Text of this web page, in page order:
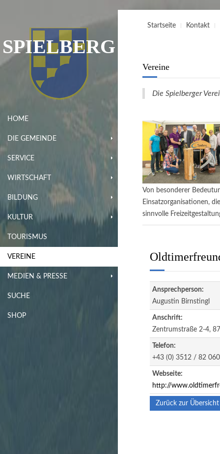
SPIELBERG
HOME
DIE GEMEINDE
SERVICE
WIRTSCHAFT
BILDUNG
KULTUR
TOURISMUS
VEREINE
MEDIEN & PRESSE
SUCHE
SHOP
Startseite Kontakt
Vereine
Die Spielberger
Von besonderer
Einsatzorganisationen,
sinnvolle
Ansprechperson:
Augustin Birnstingl
Anschrift:
Zentrumstraße 2-4,
Telefon:
+43 (0) 3512 / 82 060
Webseite:
http://
Zurück zur Übersicht